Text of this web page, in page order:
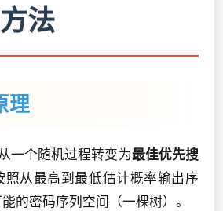
法
理
一个随机过程转变为最佳优先搜
照从最高到最低估计概率输出序
的密码序列空间（一棵树）。